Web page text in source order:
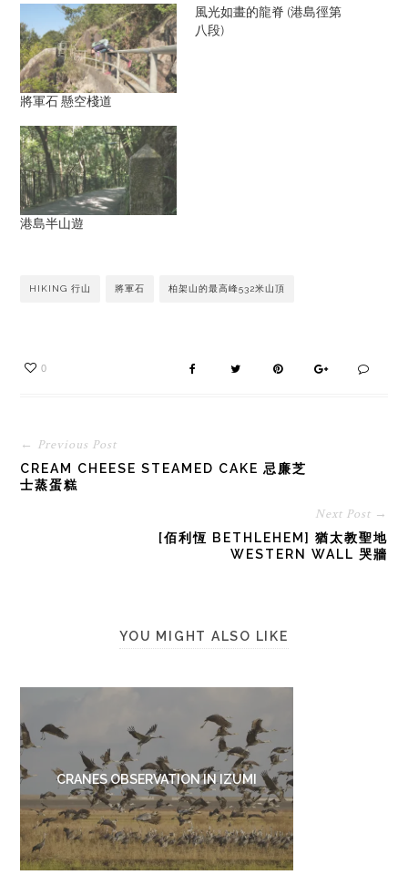
將軍石 懸空棧道
風光如畫的龍脊 (港島徑第
八段)
港島半山遊
HIKING 行山 將軍石 柏架山的最高峰532米山頂
0
← Previous Post
CREAM CHEESE STEAMED CAKE 忌廉芝
士蒸蛋糕
Next Post →
[佰利恆 BETHLEHEM] 猶太教聖地
WESTERN WALL 哭牆
YOU MIGHT ALSO LIKE
CRANES OBSERVATION IN IZUMI